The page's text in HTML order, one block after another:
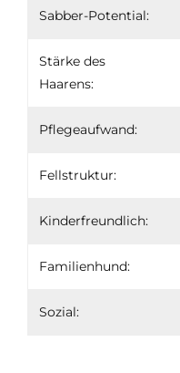
Sabber-Potential:
Stärke des
Haarens:
Pflegeaufwand:
Fellstruktur:
Kinderfreundlich:
Familienhund:
Sozial: